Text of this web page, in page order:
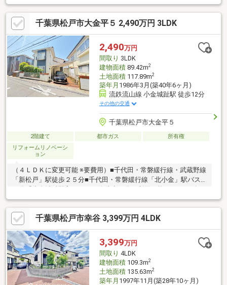
責とさせていただきます。
千葉県松戸市大金平５ 2,490万円 3LDK
2,490万円
間取り 3LDK
建物面積89.42m2
土地面積117.89m2
築年月 1986年3月(築40年6ヶ月)
流鉄流山線 小金城趾駅 徒歩12分
その他の交通
千葉県松戸市大金平５
2階建て 都市ガス
所有権
リフォームリノベーシ
ョン
（４ＬＤＫに変更可能 ※要費用）■千代田・常磐緩行線・武蔵野線
「新松戸」駅徒歩２５分■千代田・常磐緩行線「北小金」駅バス
５月 リフォーム実施 ユニットバス交換・水栓交換(キッチン・
洗面所) ＣＦ張替(洗面所・トイレ)・クロス張替(洗面所)■ＬＤ
Ｋフローリング張り
千葉県松戸市幸谷 3,399万円 4LDK
3,399万円
間取り 4LDK
建物面積109.3m2
土地面積135.63m2
築年月 1997年11月(築28年10ヶ月)